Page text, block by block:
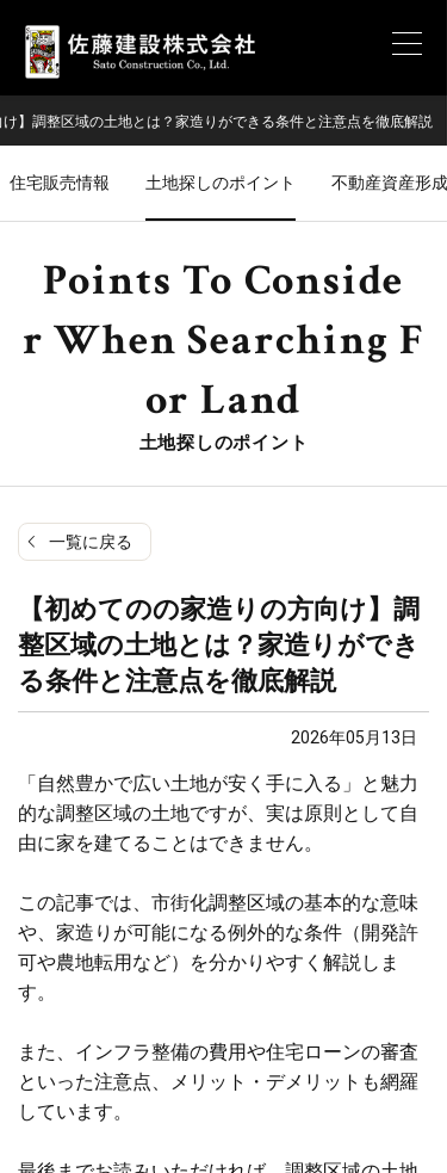
】調整区域の土地とは？家造りができる条件と注意点を徹底解説
住宅販売情報 土地探しのポイント 不動産資産形成
Points To Conside
R When Searching F
Or Land
土地探しのポイント
一覧に戻る
【初めてのの家造りの方向け】調
整区域の土地とは？家造りができ
る条件と注意点を徹底解説
2026年05月13日
「自然豊かで広い土地が安く手に入る」と魅力
的な調整区域の土地ですが、実は原則として自
由に家を建てることはできません。
この記事では、市街化調整区域の基本的な意味
や、家造りが可能になる例外的な条件（開発許
可や農地転用など）を分かりやすく解説しま
す。
また、インフラ整備の費用や住宅ローンの審査
といった注意点、メリット・デメリットも網羅
しています。